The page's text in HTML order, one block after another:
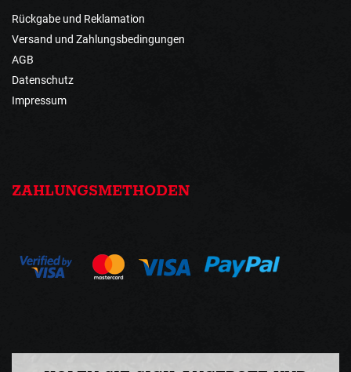
Rückgabe und Reklamation
Versand und Zahlungsbedingungen
AGB
Datenschutz
Impressum
ZAHLUNGSMETHODEN